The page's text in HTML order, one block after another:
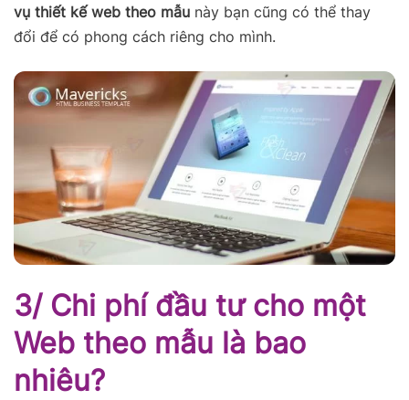
vụ thiết kế web theo mẫu này bạn cũng có thể thay
đổi để có phong cách riêng cho mình.
3/ Chi phí đầu tư cho một
Web theo mẫu là bao
nhiêu?